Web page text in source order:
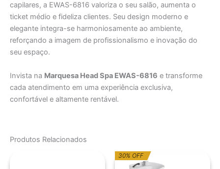
capilares, a EWAS-6816 valoriza o seu salão, aumenta o
ticket médio e fideliza clientes. Seu design moderno e
elegante integra-se harmoniosamente ao ambiente,
reforçando a imagem de profissionalismo e inovação do
seu espaço.
Invista na Marquesa Head Spa EWAS-6816 e transforme
cada atendimento em uma experiência exclusiva,
confortável e altamente rentável.
Produtos Relacionados
30% OFFO
preço
O
preço